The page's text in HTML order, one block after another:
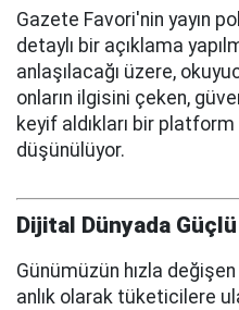
Gazete Favori'nin yayın
detaylı bir açıklama
anlaşılacağı üzere,
onların ilgisini çeken,
keyif aldıkları bir
düşünülüyor.
Dijital Dünyada
Günümüzün hızla
anlık olarak tüketicilere